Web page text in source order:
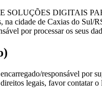
DIGITAIS
na cidade de Caxias do
por processar os seus
responsável por
legais, favor contatar